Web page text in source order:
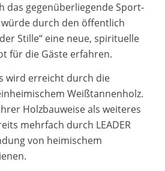
das gegenüberliegende Sport-
durch den öffentlich
Stille“ eine neue, spirituelle
für die Gäste erfahren.
wird erreicht durch die
Weißtannenholz.
Holzbauweise als weiteres
mehrfach durch LEADER
von heimischem